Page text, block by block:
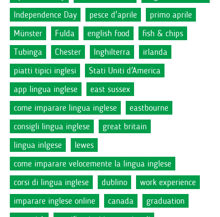
Independence Day
pesce d'aprile
primo aprile
Münster
Fulda english food
fish & chips
Tubinga
Chester Inghilterra
irlanda
piatti tipici inglesi
Stati Uniti d'America
app lingua inglese
east sussex
come imparare lingua inglese
eastbourne
consigli lingua inglese
great britain
lingua inlgese
lewes
come imparare velocemente la lingua inglese
corsi di lingua inglese
dublino
work experience
imparare inglese online
canada
graduation